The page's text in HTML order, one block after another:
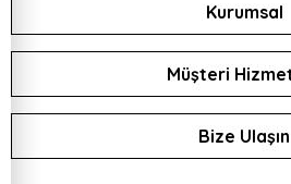
Kurumsal
Müşteri
Bize Ulaşın